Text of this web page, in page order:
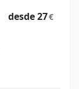
desde 27€